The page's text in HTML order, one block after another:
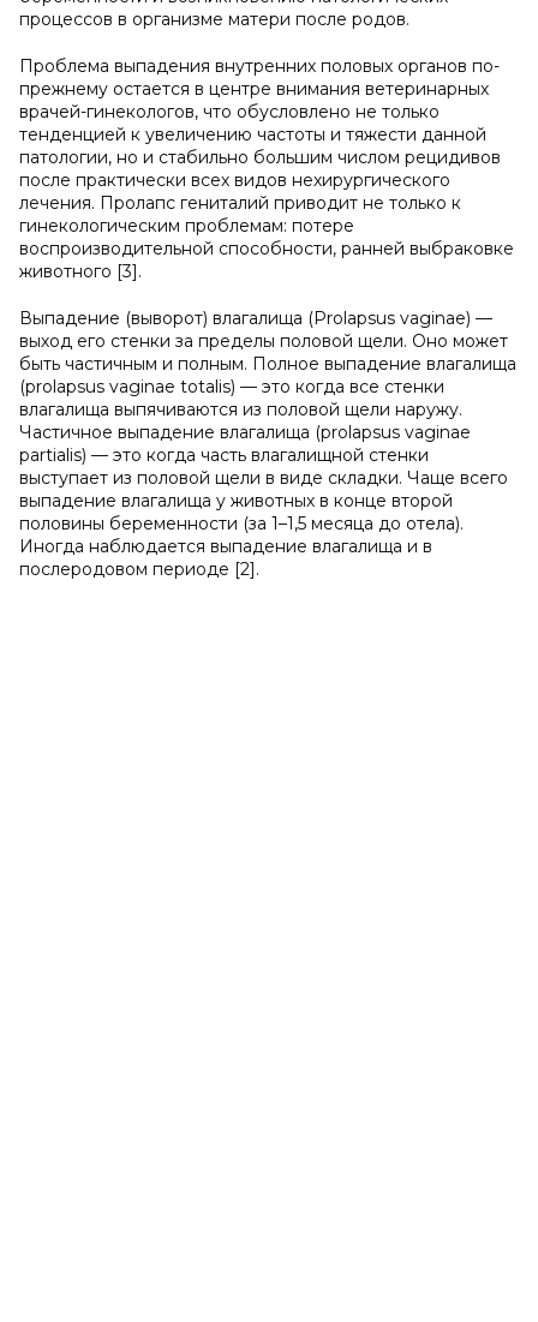
процессов в организме матери после родов.
Проблема выпадения внутренних половых органов по-
прежнему остается в центре внимания ветеринарных
врачей-гинекологов, что обусловлено не только
тенденцией к увеличению частоты и тяжести данной
патологии, но и стабильно большим числом рецидивов
после практически всех видов нехирургического
лечения. Пролапс гениталий приводит не только к
гинекологическим проблемам: потере
воспроизводительной способности, ранней выбраковке
животного [3].
Выпадение (выворот) влагалища (Prolapsus vaginae) —
выход его стенки за пределы половой щели. Оно может
быть частичным и полным. Полное выпадение влагалища
(prolapsus vaginae totalis) — это когда все стенки
влагалища выпячиваются из половой щели наружу.
Частичное выпадение влагалища (prolapsus vaginae
partialis) — это когда часть влагалищной стенки
выступает из половой щели в виде складки. Чаще всего
выпадение влагалища у животных в конце второй
половины беременности (за 1–1,5 месяца до отела).
Иногда наблюдается выпадение влагалища и в
послеродовом периоде [2].